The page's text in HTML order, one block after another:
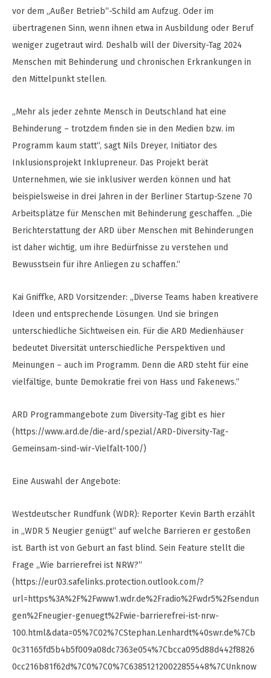
vor dem „Außer Betrieb“-Schild am Aufzug. Oder im
übertragenen Sinn, wenn ihnen etwa in Ausbildung oder Beruf
weniger zugetraut wird. Deshalb will der Diversity-Tag 2024
Menschen mit Behinderung und chronischen Erkrankungen in
den Mittelpunkt stellen.
„Mehr als jeder zehnte Mensch in Deutschland hat eine
Behinderung – trotzdem finden sie in den Medien bzw. im
Programm kaum statt“, sagt Nils Dreyer, Initiator des
Inklusionsprojekt Inklupreneur. Das Projekt berät
Unternehmen, wie sie inklusiver werden können und hat
beispielsweise in drei Jahren in der Berliner Startup-Szene 70
Arbeitsplätze für Menschen mit Behinderung geschaffen. „Die
Berichterstattung der ARD über Menschen mit Behinderungen
ist daher wichtig, um ihre Bedürfnisse zu verstehen und
Bewusstsein für ihre Anliegen zu schaffen.“
Kai Gniffke, ARD Vorsitzender: „Diverse Teams haben kreativere
Ideen und entsprechende Lösungen. Und sie bringen
unterschiedliche Sichtweisen ein. Für die ARD Medienhäuser
bedeutet Diversität unterschiedliche Perspektiven und
Meinungen – auch im Programm. Denn die ARD steht für eine
vielfältige, bunte Demokratie frei von Hass und Fakenews.“
ARD Programmangebote zum Diversity-Tag gibt es hier
(https://www.ard.de/die-ard/spezial/ARD-Diversity-Tag-
Gemeinsam-sind-wir-Vielfalt-100/)
Eine Auswahl der Angebote:
Westdeutscher Rundfunk (WDR): Reporter Kevin Barth erzählt
in „WDR 5 Neugier genügt“ auf welche Barrieren er gestoßen
ist. Barth ist von Geburt an fast blind. Sein Feature stellt die
Frage „Wie barrierefrei ist NRW?“
(https://eur03.safelinks.protection.outlook.com/?
url=https%3A%2F%2Fwww1.wdr.de%2Fradio%2Fwdr5%2Fsendun
gen%2Fneugier-genuegt%2Fwie-barrierefrei-ist-nrw-
100.html&data=05%7C02%7CStephan.Lenhardt%40swr.de%7Cb
0c31165fd5b4b5f009a08dc7363e054%7Cbcca095d88d442f8826
0cc216b81f62d%7C0%7C0%7C638512120022855448%7CUnknow